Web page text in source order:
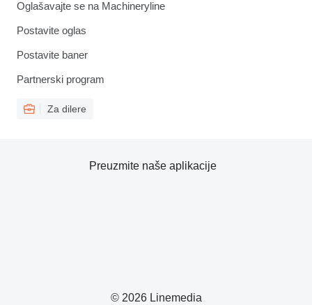
Oglašavajte se na Machineryline
Postavite oglas
Postavite baner
Partnerski program
Za dilere
© 2026 Linemedia
Preuzmite naše aplikacije